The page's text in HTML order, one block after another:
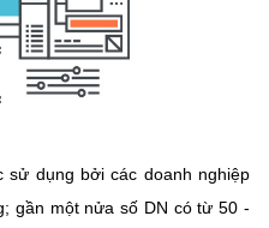
lượng
thảo VBQPPL
dụng bởi các doanh nghiệp
gần một nửa số DN có từ 50 -